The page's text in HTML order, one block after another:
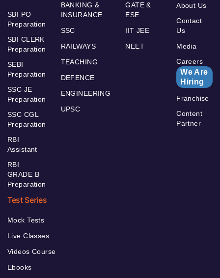
SBI PO
Preparation
SBI CLERK
Preparation
SEBI
Preparation
SSC JE
Preparation
SSC CGL
Preparation
RBI
Assistant
RBI
GRADE B
Preparation
BANKING &
INSURANCE
SSC
RAILWAYS
TEACHING
DEFENCE
ENGINEERING
UPSC
GATE &
ESE
IIT JEE
NEET
About Us
Contact
Us
Media
Careers
We Are
Hiring
Franchise
Content
Partner
Test Series
Mock Tests
Live Classes
Videos Course
Ebooks